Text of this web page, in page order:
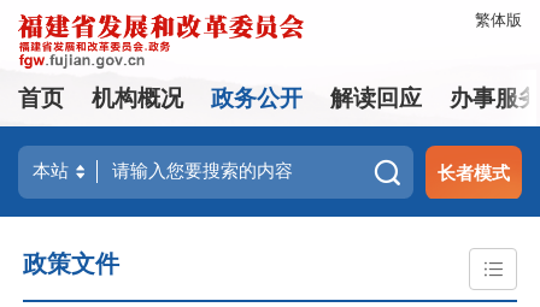
繁体版
首页 机构概况 政务公开 解读回应 办事服
长者模式
政策文件